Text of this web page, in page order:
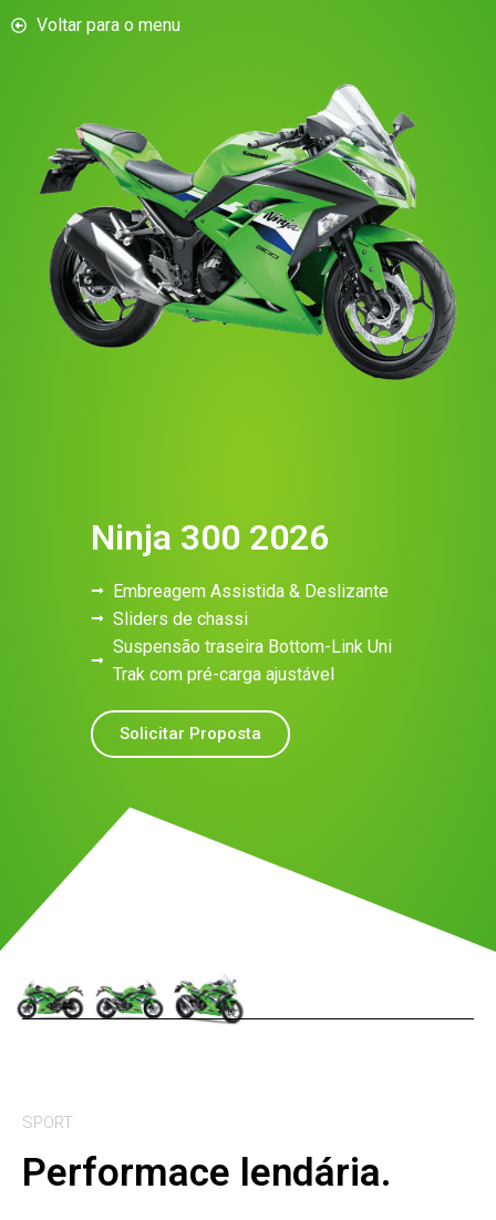
Voltar para o menu
Ninja 300 2026
Embreagem Assistida & Deslizante
Sliders de chassi
Suspensão traseira Bottom-Link Uni
Trak com pré-carga ajustável
Solicitar Proposta
SPORT
Performace lendária.